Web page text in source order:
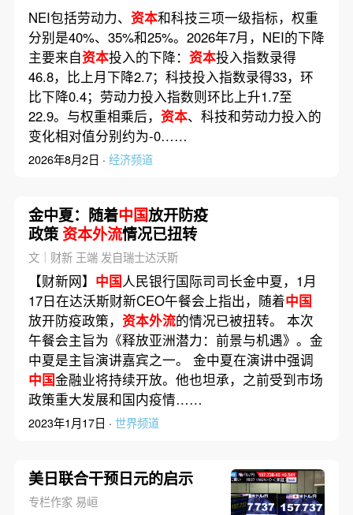
NEI包括劳动力、 资本和科技三项一级指标，权重
分别是40%、35%和25%。2026年7月，NEI的下降
主要来自资本投入的下降： 资本投入指数录得
46.8，比上月下降2.7；科技投入指数录得33，环
比下降0.4；劳动力投入指数则环比上升1.7至
22.9。与权重相乘后， 资本、科技和劳动力投入的
变化相对值分别约为-0……
2026年8月2日 · 经济频道
金中夏：随着中国放开防疫
政策资本外流情况已扭转
文｜财新 王端 发自瑞士达沃斯
【财新网】 中国人民银行国际司司长金中夏，1月
17日在达沃斯财新CEO午餐会上指出，随着中国
放开防疫政策， 资本外流的情况已被扭转。 本次
午餐会主旨为《释放亚洲潜力：前景与机遇》。金
中夏是主旨演讲嘉宾之一。 金中夏在演讲中强调
中国金融业将持续开放。他也坦承，之前受到市场
政策重大发展和国内疫情……
2023年1月17日 · 世界频道
美日联合干预日元的启示
专栏作家 易峘